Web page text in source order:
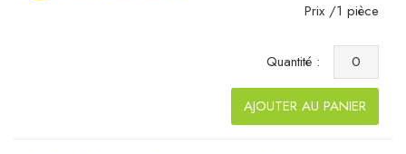
Prix /1 pièce
Quantité :
AJOUTER AU PANIER